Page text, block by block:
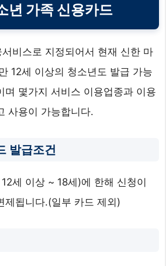
년 가족 신용카드
비스로 지정되어서 현재 신한 마
12세 이상의 청소년도 발급 가능
며 몇가지 서비스 이용업종과 이용
사용이 가능합니다.
발급조건
세 이상 ~ 18세)에 한해 신청이
제됩니다.(일부 카드 제외)